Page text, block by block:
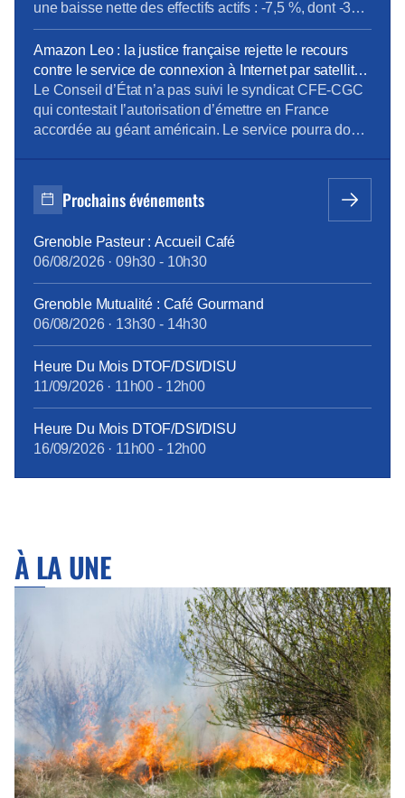
une baisse nette des effectifs actifs : -7,5 %, dont -373
CDI sur l’année. La Direction met en avant 47
recrutements externes, mais ceux-ci restent très loin
des 318 sorties définitives, dont une très grande
majorité […]
Amazon Leo : la justice française rejette le recours
contre le service de connexion à Internet par satellite
– La Tribune
Le Conseil d’État n’a pas suivi le syndicat CFE-CGC
qui contestait l’autorisation d’émettre en France
accordée au géant américain. Le service pourra donc
novembre 2025, requérant l’annulation de la décision
de l’Arcep « pour défaut de mise en […]
Prochains événements
Grenoble Pasteur : Accueil Café
06/08/2026· 09h30 - 10h30
Grenoble Mutualité : Café Gourmand
06/08/2026· 13h30 - 14h30
Heure Du Mois DTOF/DSI/DISU
11/09/2026· 11h00 - 12h00
Heure Du Mois DTOF/DSI/DISU
16/09/2026· 11h00 - 12h00
À LA UNE